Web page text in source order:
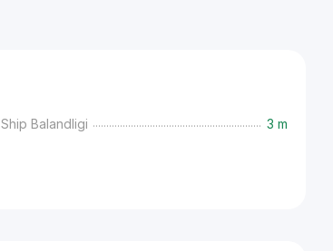
Ship Balandligi 3 m